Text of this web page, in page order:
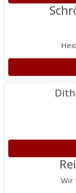
Wir